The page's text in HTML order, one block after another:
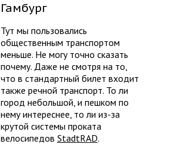
Гамбург
Тут мы пользовались
общественным транспортом
меньше. Не могу точно сказать
почему. Даже не смотря на то,
что в стандартный билет входит
также речной транспорт. То ли
город небольшой, и пешком по
нему интереснее, то ли из-за
крутой системы проката
велосипедов StadtRAD.